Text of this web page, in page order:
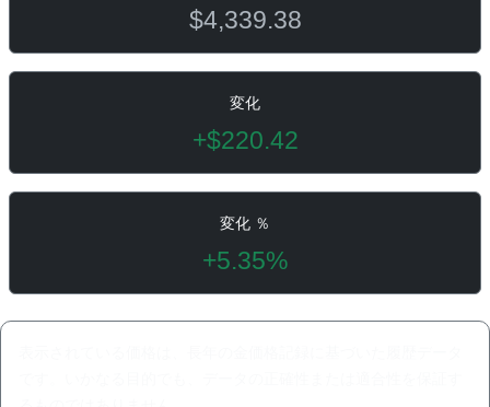
$4,339.38
変化
+$220.42
変化 ％
+5.35%